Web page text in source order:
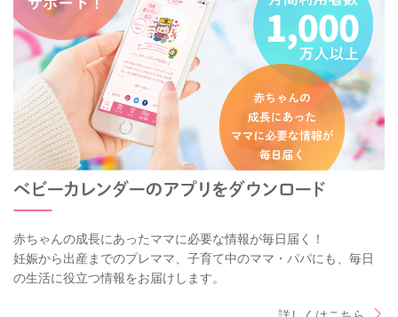
赤ちゃんの成長にあったママに必要な情報が毎日届く！
妊娠から出産までのプレママ、子育て中のママ・パパにも、毎日
の生活に役立つ情報をお届けします。